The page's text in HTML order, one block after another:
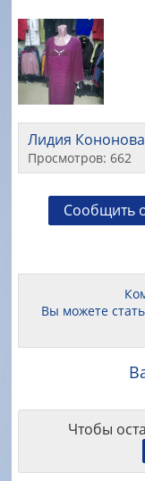
Лидия Кононова
Просмотров: 662
Сообщить
Вы можете
Чтобы